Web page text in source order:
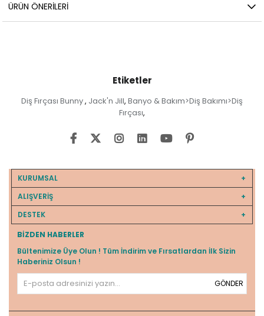
ÜRÜN ÖNERILERI
Etiketler
Diş Fırçası Bunny, Jack'n Jill, Banyo & Bakım>Diş Bakımı>Diş
Fırçası,
KURUMSAL
ALIŞVERİŞ
DESTEK
BIZDEN HABERLER
Bültenimize Üye Olun ! Tüm İndirim ve Fırsatlardan İlk Sizin
Haberiniz Olsun !
GÖNDER